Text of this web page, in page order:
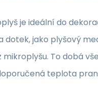
je ideální do
dotek, jako plyšový
To dobá
teplota